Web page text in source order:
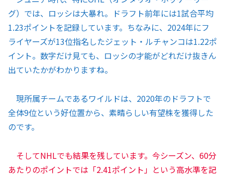
グ）では、ロッシは大暴れ。ドラフト前年には1試合平均
1.23ポイントを記録しています。ちなみに、2024年にフ
ライヤーズが13位指名したジェット・ルチャンコは1.22ポ
イント。数字だけ見ても、ロッシの才能がどれだけ抜きん
出ていたかがわかりますね。
現所属チームであるワイルドは、2020年のドラフトで
全体9位という好位置から、素晴らしい有望株を獲得した
のです。
そしてNHLでも結果を残しています。今シーズン、60分
あたりのポイントでは「2.41ポイント」という高水準を記